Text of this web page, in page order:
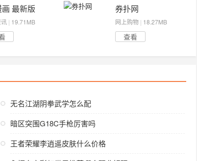
最新版
| 19.71MB
券扑网
网上购物 | 18.27MB
查看
无名江湖阴拳武学怎么配
暗区突围G18C手枪厉害吗
王者荣耀李逍遥皮肤什么价格